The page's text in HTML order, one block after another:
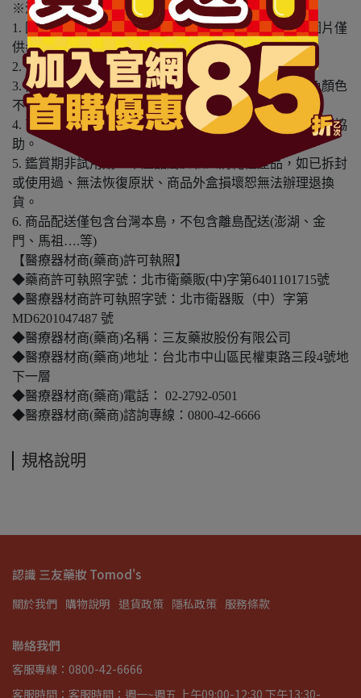
※溫馨提醒：
1. 因電腦螢幕設定及個人觀感之差異，本賣場之商品圖片僅
供參考，依實際收到商品為準。
2. 商品包裝會有新舊轉換期，依實際收到商品為準。
3. 商品下訂前，建議實際試色、試用後再行購買，避免顏色
不符或肌膚不適等症狀。
4. 商品使用後若出現不適或非預期反應，請尋求專業醫師協
助。
5. 鑑賞期非試用期，本產品屬於私人消耗性產品，如已拆封
或使用過、無法恢復原狀、商品外盒損壞恕無法辦理退換
貨。
6. 商品配送僅包含台灣本島，不包含離島配送(澎湖、金
門、馬祖….等)
【醫療器材商(藥商)許可執照】
◆藥商許可執照字號：北市衛藥販(中)字第6401101715號
◆醫療器材商許可執照字號：北市衛器販（中）字第
MD6201047487 號
◆醫療器材商(藥商)名稱：三友藥妝股份有限公司
◆醫療器材商(藥商)地址：台北市中山區民權東路三段4號地
下一層
◆醫療器材商(藥商)電話： 02-2792-0501
◆醫療器材商(藥商)諮詢專線：0800-42-6666
規格說明
認識 三友藥妝 Tomod's
關於我們 購物說明 退貨政策 隱私政策 服務條款
聯絡我們
客服專線：0800-42-6666
客服時間：客服時間：週一~週五 上午09:00-12:30 下午13:30-